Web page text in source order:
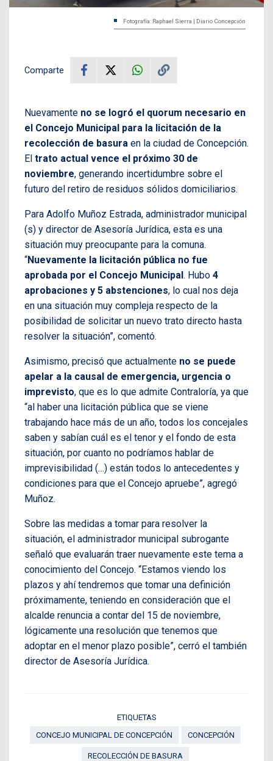
Fotografía: Raphael Sierra | Diario Concepción
Comparte
Nuevamente no se logró el quorum necesario en
el Concejo Municipal para la licitación de la
recolección de basura en la ciudad de Concepción.
El trato actual vence el próximo 30 de
noviembre, generando incertidumbre sobre el
futuro del retiro de residuos sólidos domiciliarios.
Para Adolfo Muñoz Estrada, administrador municipal
(s) y director de Asesoría Jurídica, esta es una
situación muy preocupante para la comuna.
“Nuevamente la licitación pública no fue
aprobada por el Concejo Municipal. Hubo 4
aprobaciones y 5 abstenciones, lo cual nos deja
en una situación muy compleja respecto de la
posibilidad de solicitar un nuevo trato directo hasta
resolver la situación”, comentó.
Asimismo, precisó que actualmente no se puede
apelar a la causal de emergencia, urgencia o
imprevisto, que es lo que admite Contraloría, ya que
“al haber una licitación pública que se viene
trabajando hace más de un año, todos los concejales
saben y sabían cuál es el tenor y el fondo de esta
situación, por cuanto no podríamos hablar de
imprevisibilidad (…) están todos lo antecedentes y
condiciones para que el Concejo apruebe”, agregó
Muñoz.
Sobre las medidas a tomar para resolver la
situación, el administrador municipal subrogante
señaló que evaluarán traer nuevamente este tema a
conocimiento del Concejo. “Estamos viendo los
plazos y ahí tendremos que tomar una definición
próximamente, teniendo en consideración que el
alcalde renuncia a contar del 15 de noviembre,
lógicamente una resolución que tenemos que
adoptar en el menor plazo posible”, cerró el también
director de Asesoría Jurídica.
ETIQUETAS
CONCEJO MUNICIPAL DE CONCEPCIÓN
CONCEPCIÓN
RECOLECCIÓN DE BASURA